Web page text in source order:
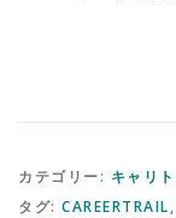
カテゴリー: キャリ
タグ: CAREERTRAIL,